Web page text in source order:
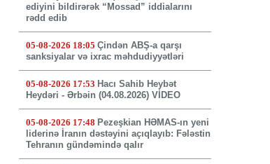
ediyini bildirərək “Mossad” iddialarını
rədd edib
05-08-2026 18:05 Çindən ABŞ-a qarşı
sanksiyalar və ixrac məhdudiyyətləri
05-08-2026 17:53 Hacı Sahib Heybət
Heydəri - Ərbəin (04.08.2026) VİDEO
05-08-2026 17:48 Pezeşkian HƏMAS-ın yeni
liderinə İranın dəstəyini açıqlayıb: Fələstin
Tehranın gündəmində qalır